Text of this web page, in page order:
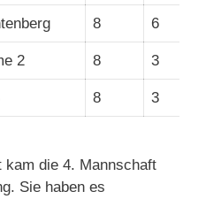
8 6
2 8 3
8 3
kam die 4. Mannschaft
Sie haben es